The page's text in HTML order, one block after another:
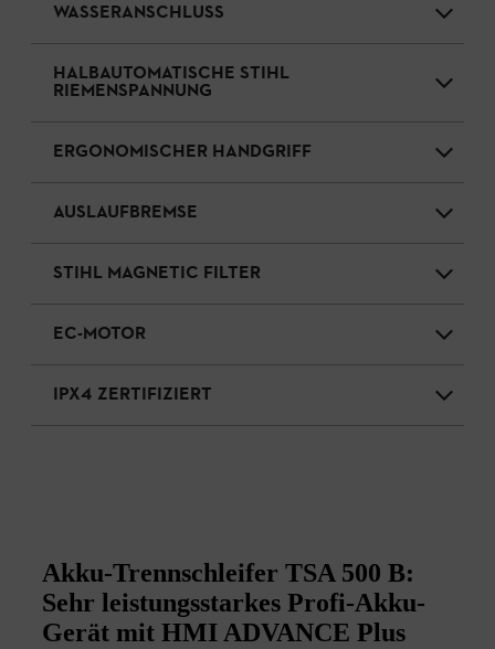
WASSERANSCHLUSS
HALBAUTOMATISCHE STIHL
RIEMENSPANNUNG
ERGONOMISCHER HANDGRIFF
AUSLAUFBREMSE
STIHL MAGNETIC FILTER
EC-MOTOR
IPX4 ZERTIFIZIERT
Akku-Trennschleifer TSA 500 B:
Sehr leistungsstarkes Profi-Akku-
Gerät mit HMI ADVANCE Plus